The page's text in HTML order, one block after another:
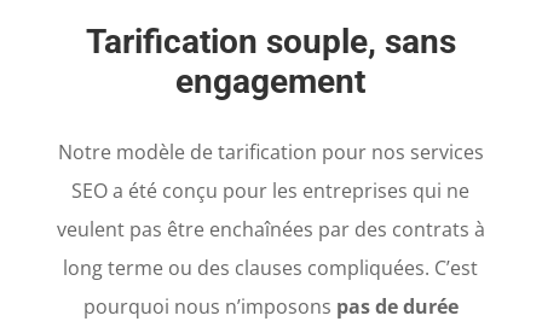
Tarification souple, sans
engagement
Notre modèle de tarification pour nos services
SEO a été conçu pour les entreprises qui ne
veulent pas être enchaînées par des contrats à
long terme ou des clauses compliquées. C’est
pourquoi nous n’imposons pas de durée